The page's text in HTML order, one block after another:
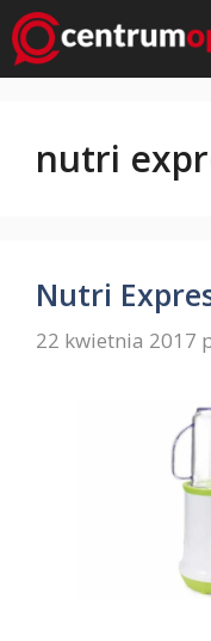
Przejdź
do
treści
nutri
Nutri
22 kwietnia 2017